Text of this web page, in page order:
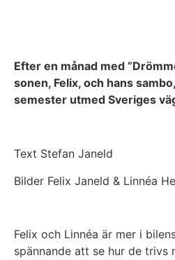
Efter en månad med
sonen, Felix, och hans
semester utmed Sveriges
Text Stefan Janeld
Bilder Felix Janeld & Linnéa
Felix och Linnéa är mer i
spännande att se hur de trivs